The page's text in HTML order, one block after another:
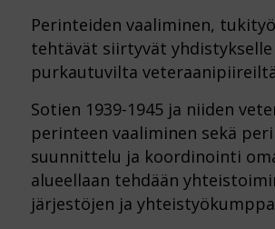
Perinteiden vaaliminen,
tehtävät siirtyvät yhdistykselle
purkautuvilta
Sotien 1939-1945 ja niiden
perinteen vaaliminen sekä
suunnittelu ja koordinointi
alueellaan tehdään
järjestöjen ja